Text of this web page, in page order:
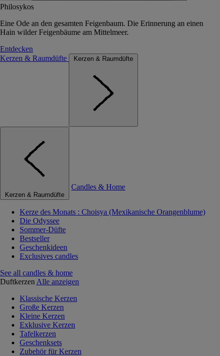
Philosykos
Eine Ode an den gesamten Feigenbaum. Die Erinnerung an einen
Hain wilder Feigenbäume am Mittelmeer.
Entdecken
Kerzen & Raumdüfte
Kerzen & Raumdüfte
Kerzen & Raumdüfte
Candles & Home
Kerze des Monats : Choisya (Mexikanische Orangenblume)
Die Odyssee
Sommer-Düfte
Bestseller
Geschenkideen
Exclusives candles
See all candles & home
Duftkerzen Alle anzeigen
Klassische Kerzen
Große Kerzen
Kleine Kerzen
Exklusive Kerzen
Tafelkerzen
Geschenksets
Zubehör für Kerzen